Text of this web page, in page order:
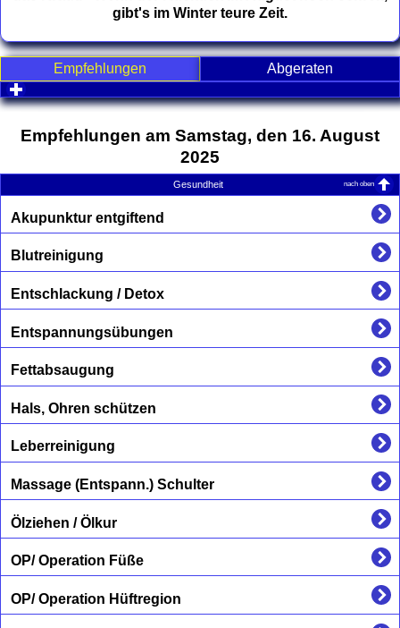
gibt's im Winter teure Zeit.
Empfehlungen
Abgeraten
click to expand contents
Empfehlungen am Samstag, den 16. August
2025
Gesundheit nach oben
Akupunktur entgiftend
Blutreinigung
Entschlackung / Detox
Entspannungsübungen
Fettabsaugung
Hals, Ohren schützen
Leberreinigung
Massage (Entspann.) Schulter
Ölziehen / Ölkur
OP/ Operation Füße
OP/ Operation Hüftregion